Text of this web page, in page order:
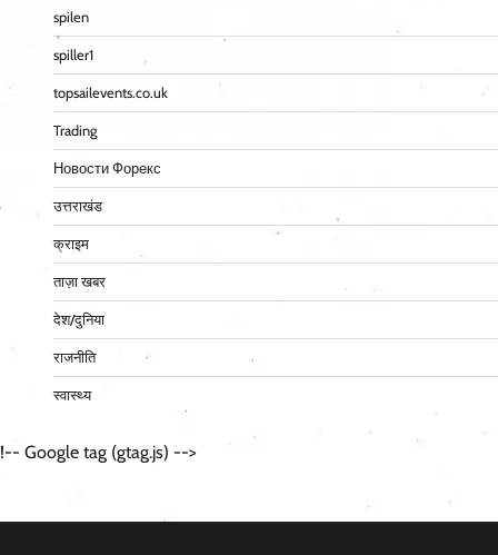
spilen
spiller1
topsailevents.co.uk
Trading
Новости Форекс
उत्तराखंड
क्राइम
ताज़ा खबर
देश/दुनिया
राजनीति
स्वास्थ्य
!-- Google tag (gtag.js) -->